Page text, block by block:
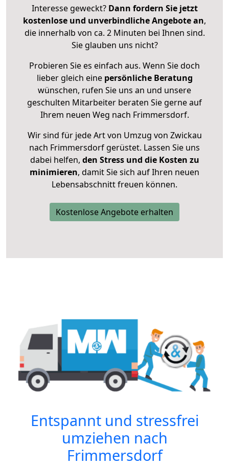
Interesse geweckt? Dann fordern Sie jetzt
kostenlose und unverbindliche Angebote an,
die innerhalb von ca. 2 Minuten bei Ihnen sind.
Sie glauben uns nicht?
Probieren Sie es einfach aus. Wenn Sie doch
lieber gleich eine persönliche Beratung
wünschen, rufen Sie uns an und unsere
geschulten Mitarbeiter beraten Sie gerne auf
Ihrem neuen Weg nach Frimmersdorf.
Wir sind für jede Art von Umzug von Zwickau
nach Frimmersdorf gerüstet. Lassen Sie uns
dabei helfen, den Stress und die Kosten zu
minimieren, damit Sie sich auf Ihren neuen
Lebensabschnitt freuen können.
Kostenlose Angebote erhalten
Entspannt und stressfrei
umziehen nach
Frimmersdorf